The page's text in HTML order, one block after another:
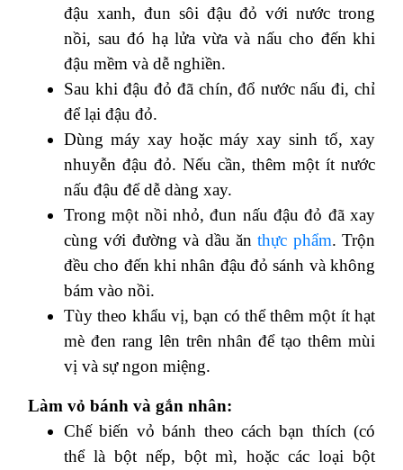
đậu xanh, đun sôi đậu đỏ với nước trong
nồi, sau đó hạ lửa vừa và nấu cho đến khi
đậu mềm và dễ nghiền.
Sau khi đậu đỏ đã chín, đổ nước nấu đi, chỉ
để lại đậu đỏ.
Dùng máy xay hoặc máy xay sinh tố, xay
nhuyễn đậu đỏ. Nếu cần, thêm một ít nước
nấu đậu để dễ dàng xay.
Trong một nồi nhỏ, đun nấu đậu đỏ đã xay
cùng với đường và dầu ănthực phẩm. Trộn
đều cho đến khi nhân đậu đỏ sánh và không
bám vào nồi.
Tùy theo khẩu vị, bạn có thể thêm một ít hạt
mè đen rang lên trên nhân để tạo thêm mùi
vị và sự ngon miệng.
Làm vỏ bánh và gắn nhân:
Chế biến vỏ bánh theo cách bạn thích (có
thể là bột nếp, bột mì, hoặc các loại bột